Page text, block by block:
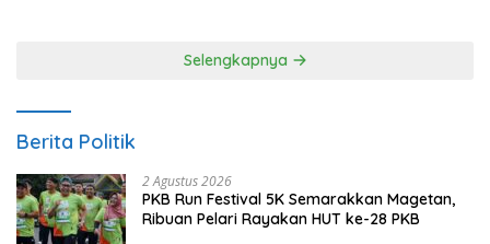
Selengkapnya
Berita Politik
2 Agustus 2026
PKB Run Festival 5K Semarakkan Magetan,
Ribuan Pelari Rayakan HUT ke-28 PKB